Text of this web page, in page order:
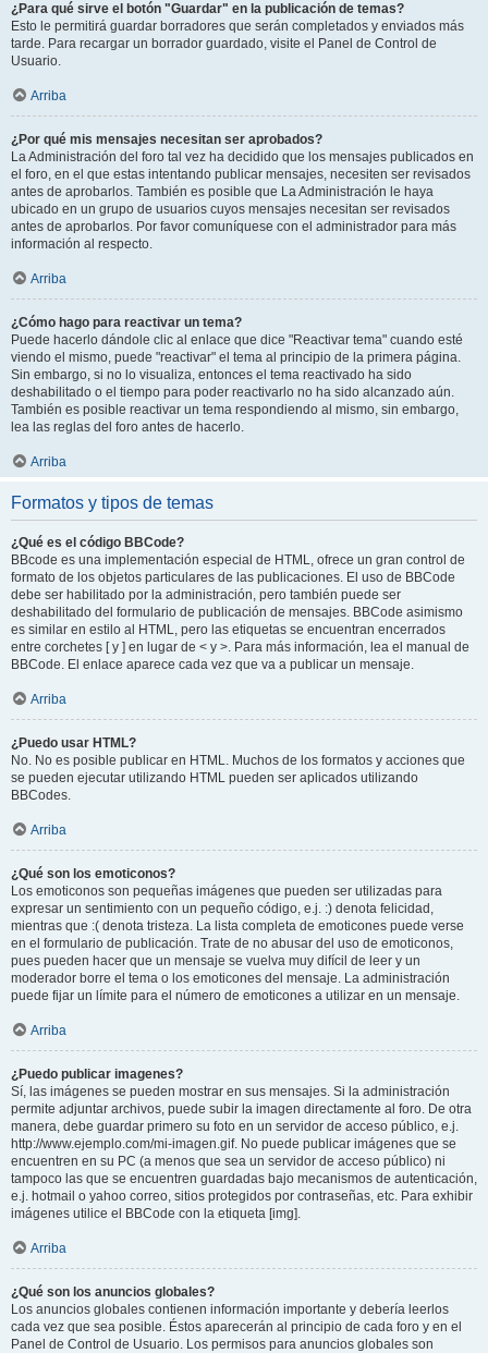
¿Para qué sirve el botón "Guardar" en la publicación de temas?
Esto le permitirá guardar borradores que serán completados y enviados más
tarde. Para recargar un borrador guardado, visite el Panel de Control de
Usuario.
Arriba
¿Por qué mis mensajes necesitan ser aprobados?
La Administración del foro tal vez ha decidido que los mensajes publicados en
el foro, en el que estas intentando publicar mensajes, necesiten ser revisados
antes de aprobarlos. También es posible que La Administración le haya
ubicado en un grupo de usuarios cuyos mensajes necesitan ser revisados
antes de aprobarlos. Por favor comuníquese con el administrador para más
información al respecto.
Arriba
¿Cómo hago para reactivar un tema?
Puede hacerlo dándole clic al enlace que dice "Reactivar tema" cuando esté
viendo el mismo, puede "reactivar" el tema al principio de la primera página.
Sin embargo, si no lo visualiza, entonces el tema reactivado ha sido
deshabilitado o el tiempo para poder reactivarlo no ha sido alcanzado aún.
También es posible reactivar un tema respondiendo al mismo, sin embargo,
lea las reglas del foro antes de hacerlo.
Arriba
Formatos y tipos de temas
¿Qué es el código BBCode?
BBcode es una implementación especial de HTML, ofrece un gran control de
formato de los objetos particulares de las publicaciones. El uso de BBCode
debe ser habilitado por la administración, pero también puede ser
deshabilitado del formulario de publicación de mensajes. BBCode asimismo
es similar en estilo al HTML, pero las etiquetas se encuentran encerrados
entre corchetes [ y ] en lugar de < y >. Para más información, lea el manual de
BBCode. El enlace aparece cada vez que va a publicar un mensaje.
Arriba
¿Puedo usar HTML?
No. No es posible publicar en HTML. Muchos de los formatos y acciones que
se pueden ejecutar utilizando HTML pueden ser aplicados utilizando
BBCodes.
Arriba
¿Qué son los emoticonos?
Los emoticonos son pequeñas imágenes que pueden ser utilizadas para
expresar un sentimiento con un pequeño código, e.j. :) denota felicidad,
mientras que :( denota tristeza. La lista completa de emoticones puede verse
en el formulario de publicación. Trate de no abusar del uso de emoticonos,
pues pueden hacer que un mensaje se vuelva muy difícil de leer y un
moderador borre el tema o los emoticones del mensaje. La administración
puede fijar un límite para el número de emoticones a utilizar en un mensaje.
Arriba
¿Puedo publicar imagenes?
Sí, las imágenes se pueden mostrar en sus mensajes. Si la administración
permite adjuntar archivos, puede subir la imagen directamente al foro. De otra
manera, debe guardar primero su foto en un servidor de acceso público, e.j.
http://www.ejemplo.com/mi-imagen.gif. No puede publicar imágenes que se
encuentren en su PC (a menos que sea un servidor de acceso público) ni
tampoco las que se encuentren guardadas bajo mecanismos de autenticación,
e.j. hotmail o yahoo correo, sitios protegidos por contraseñas, etc. Para exhibir
imágenes utilice el BBCode con la etiqueta [img].
Arriba
¿Qué son los anuncios globales?
Los anuncios globales contienen información importante y debería leerlos
cada vez que sea posible. Éstos aparecerán al principio de cada foro y en el
Panel de Control de Usuario. Los permisos para anuncios globales son